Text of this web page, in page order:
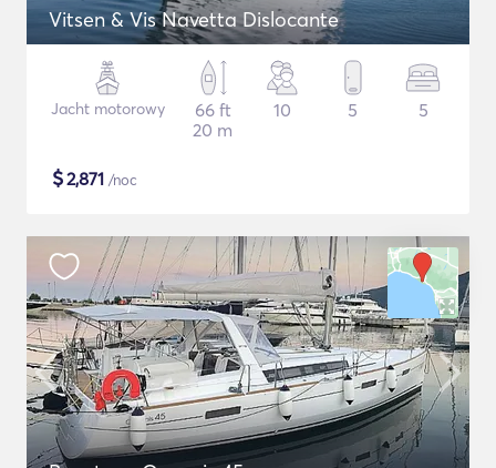
Vitsen & Vis Navetta Dislocante
Jacht motorowy
66 ft
20 m
10 5 5
$2,871 /noc